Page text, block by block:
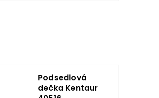
Podsedlová
dečka Kentaur